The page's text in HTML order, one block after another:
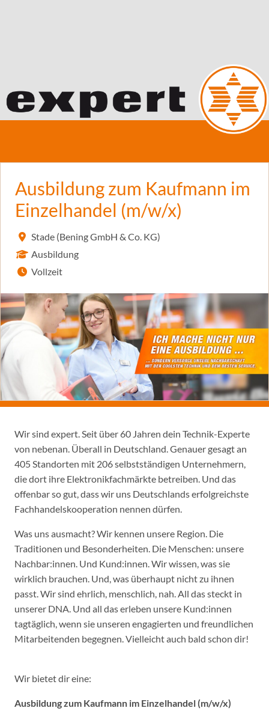
Ausbildung zum Kaufmann im
Einzelhandel (m/w/x)
Stade (Bening GmbH & Co. KG)
Ausbildung
Vollzeit
Wir sind expert. Seit über 60 Jahren dein Technik-Experte
von nebenan. Überall in Deutschland. Genauer gesagt an
405 Standorten mit 206 selbstständigen Unternehmern,
die dort ihre Elektronikfachmärkte betreiben. Und das
offenbar so gut, dass wir uns Deutschlands erfolgreichste
Fachhandelskooperation nennen dürfen.
Was uns ausmacht? Wir kennen unsere Region. Die
Traditionen und Besonderheiten. Die Menschen: unsere
Nachbar:innen. Und Kund:innen. Wir wissen, was sie
wirklich brauchen. Und, was überhaupt nicht zu ihnen
passt. Wir sind ehrlich, menschlich, nah. All das steckt in
unserer DNA. Und all das erleben unsere Kund:innen
tagtäglich, wenn sie unseren engagierten und freundlichen
Mitarbeitenden begegnen. Vielleicht auch bald schon dir!
Wir bietet dir eine:
Ausbildung zum Kaufmann im Einzelhandel (m/w/x)